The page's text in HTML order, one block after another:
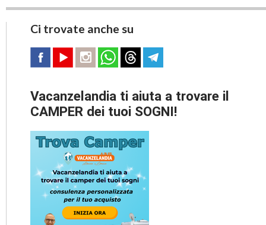
Ci trovate anche su
Vacanzelandia ti aiuta a trovare il
CAMPER dei tuoi SOGNI!